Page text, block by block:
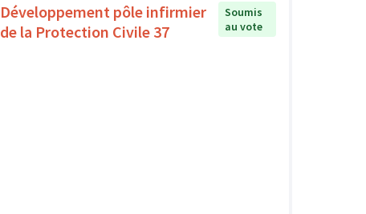
Développement pôle infirmier
de la Protection Civile 37
Soumis
au vote